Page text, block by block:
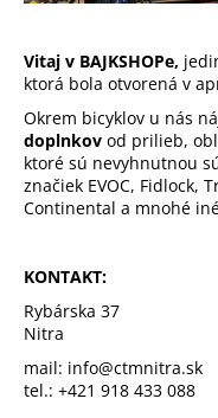
Vitaj v BAJKSHOPe,
ktorá bola otvorená v
Okrem bicyklov u nás
doplnkov od prilieb,
ktoré sú nevyhnutnou
značiek EVOC, Fidlock,
Continental a mnohé
KONTAKT:
Rybárska 37
Nitra
mail: info@ctmnitra.sk
tel.: +421 918 433 088